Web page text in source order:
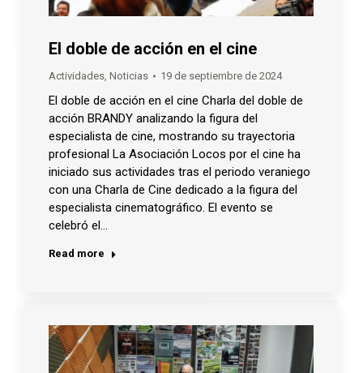
El doble de acción en el cine
Actividades, Noticias 19 de septiembre de 2024
El doble de acción en el cine Charla del doble de
acción BRANDY analizando la figura del
especialista de cine, mostrando su trayectoria
profesional La Asociación Locos por el cine ha
iniciado sus actividades tras el periodo veraniego
con una Charla de Cine dedicado a la figura del
especialista cinematográfico. El evento se
celebró el…
Read more